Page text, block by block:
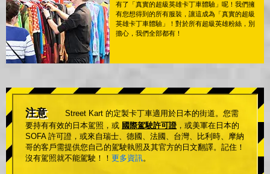
有了「真實的超級英雄卡丁車體驗」呢！我們擁
有您想得到的所有服裝，讓這成為「真實的超級
英雄卡丁車體驗」！對於所有超級英雄粉絲，別
擔心，我們全部都有！
注意
Street Kart 的定製卡丁車適用於日本的街道。您需
要持有有效的日本駕照，或 國際駕駛許可證 ，或美軍在日本的
SOFA 許可證，或來自瑞士、德國、法國、台灣、比利時、摩納
哥的客戶需提供您自己的駕駛執照及其官方的日文翻譯。記住！
沒有駕照就不能駕駛！！ 更多資訊。